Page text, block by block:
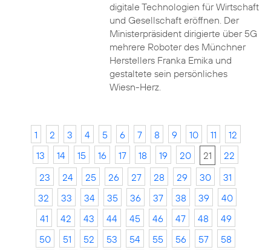
digitale Technologien für Wirtschaft
und Gesellschaft eröffnen. Der
Ministerpräsident dirigierte über 5G
mehrere Roboter des Münchner
Herstellers Franka Emika und
gestaltete sein persönliches
Wiesn-Herz.
1 2 3 4 5 6 7 8 9 10 11
12
13
14 15 16 17 18 19 20 21
22
23
24 25 26 27 28 29 30
31
32
33 34 35 36 37 38 39
40
41
42 43 44 45 46 47 48
49
50
51 52 53 54 55 56 57
58